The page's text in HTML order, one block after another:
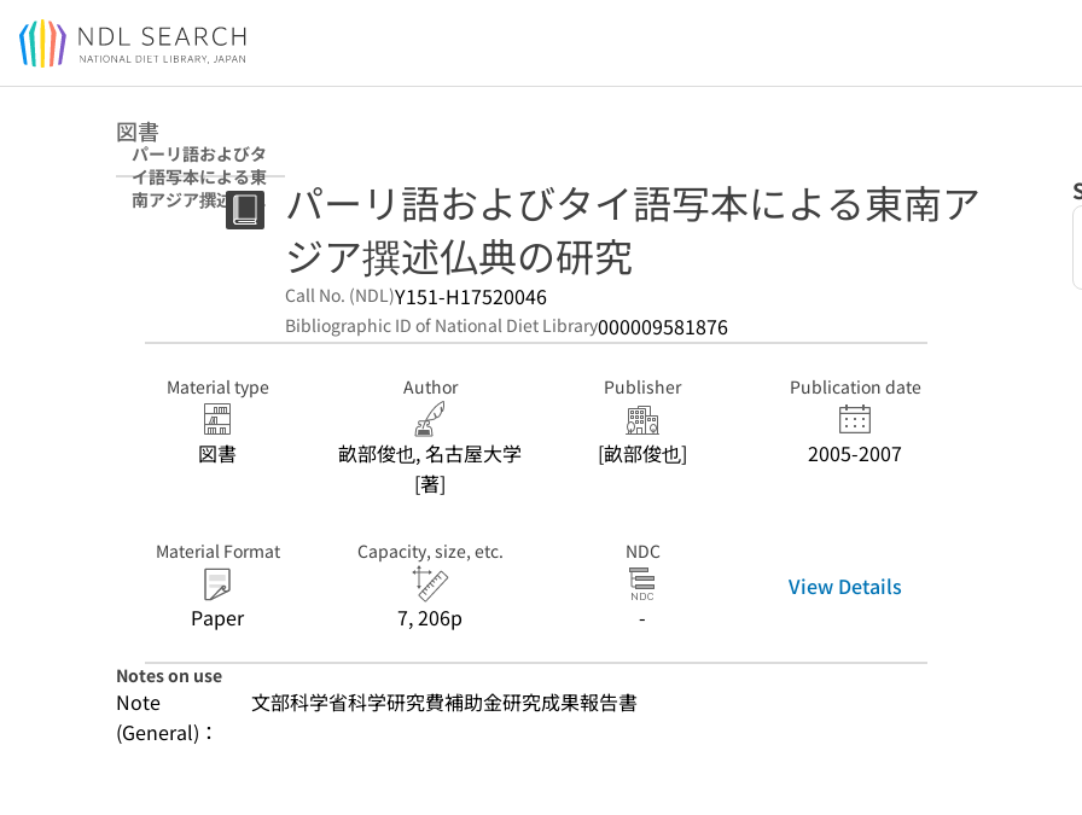
Jump to main content
図書
パーリ語およびタ
イ語写本による東
南アジア撰述仏典
パーリ語およびタイ語写本による東南ア
ジア撰述仏典の研究
Call No. (NDL)Y151-H17520046
Bibliographic ID of National Diet Library000009581876
Material type
図書
Author
畝部俊也, 名古屋大学
[著]
Publisher
[畝部俊也]
Publication date
2005-2007
Material Format
Paper
Capacity, size, etc.
7, 206p
NDC
-
View Details
Notes on use
Note
(General)：
文部科学省科学研究費補助金研究成果報告書